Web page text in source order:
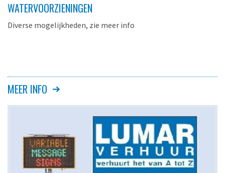
WATERVOORZIENINGEN
Diverse mogelijkheden, zie meer info
MEER INFO